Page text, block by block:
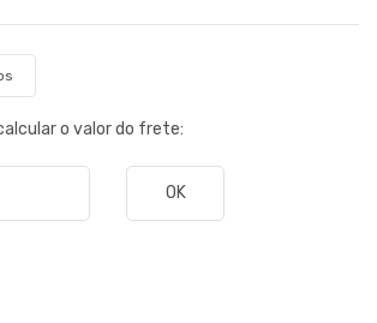
o valor do frete:
OK